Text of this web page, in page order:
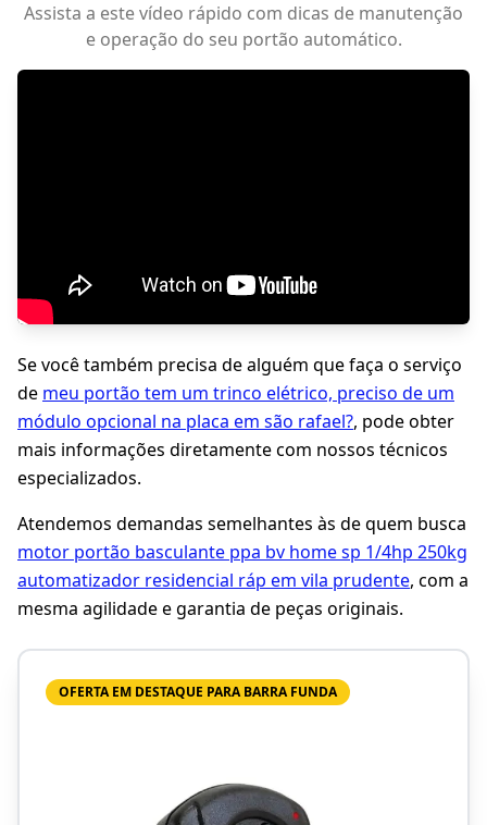
Assista a este vídeo rápido com dicas de manutenção
e operação do seu portão automático.
Se você também precisa de alguém que faça o serviço
de meu portão tem um trinco elétrico, preciso de um
módulo opcional na placa em são rafael?, pode obter
mais informações diretamente com nossos técnicos
especializados.
Atendemos demandas semelhantes às de quem busca
motor portão basculante ppa bv home sp 1/4hp 250kg
automatizador residencial ráp em vila prudente, com a
mesma agilidade e garantia de peças originais.
OFERTA EM DESTAQUE PARA BARRA FUNDA